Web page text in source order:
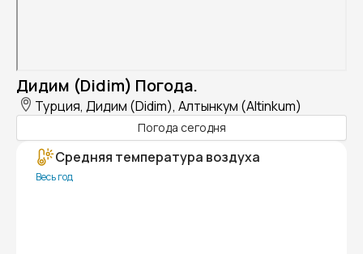
Дидим (Didim) Погода.
Турция, Дидим (Didim), Алтынкум (Altinkum)
Погода сегодня
Средняя температура воздуха
Весь год